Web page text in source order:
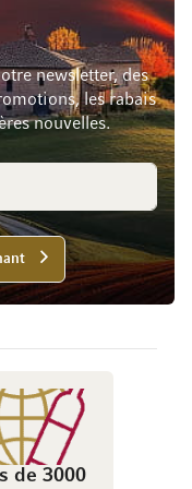
newsletter, des
les rabais
nouvelles.
de 3000